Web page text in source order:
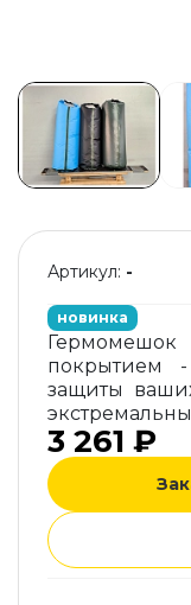
Артикул: -
новинка
покрытием
защиты
3 261 ₽